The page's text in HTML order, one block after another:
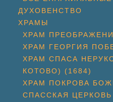
ДУХОВЕНСТВО
ХРАМЫ
ХРАМ
ХРАМ ГЕОРГИЯ
ХРАМ СПАСА
КОТОВО) (1684)
ХРАМ ПОКРОВА
СПАССКАЯ